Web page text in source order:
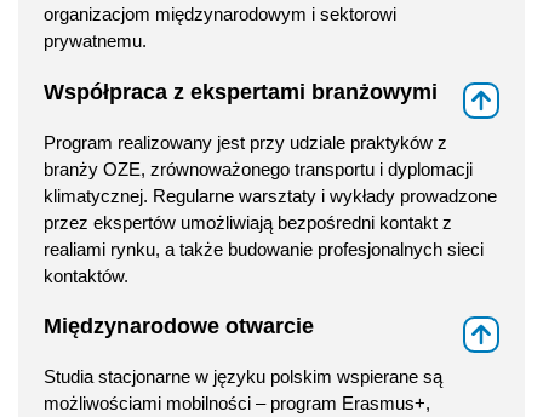
organizacjom międzynarodowym i sektorowi
prywatnemu.
Współpraca z ekspertami branżowymi
Program realizowany jest przy udziale praktyków z
branży OZE, zrównoważonego transportu i dyplomacji
klimatycznej. Regularne warsztaty i wykłady prowadzone
przez ekspertów umożliwiają bezpośredni kontakt z
realiami rynku, a także budowanie profesjonalnych sieci
kontaktów.
Międzynarodowe otwarcie
Studia stacjonarne w języku polskim wspierane są
możliwościami mobilności – program Erasmus+,